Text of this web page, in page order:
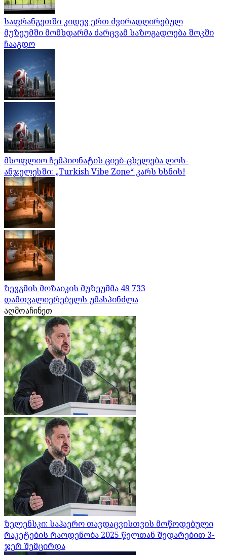
საფრანგეთში კიდევ ერთ ძვირადღირებულ
მუზეუმში მომხდარმა ძარცვამ საზოგადოება შოკში
ჩააგდო
მსოფლიო ჩემპიონატის ციებ-ცხელება ლოს-
ანჯელესში: „Turkish Vibe Zone“ კარს ხსნის!
ზევგმის მოზაიკის მუზეუმმა 49 733
დამთვალიერებელს უმასპინძლა
აღმოაჩინეთ
ზელენსკი: საჰაერო თავდაცვისთვის მოწოდებული
რაკეტების რაოდენობა 2025 წელთან შედარებით 3-
ჯერ შემცირდა